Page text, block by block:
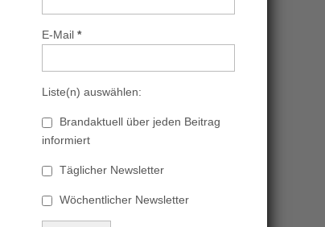
E-Mail *
Liste(n) auswählen:
Brandaktuell über jeden Beitrag
informiert
Täglicher Newsletter
Wöchentlicher Newsletter